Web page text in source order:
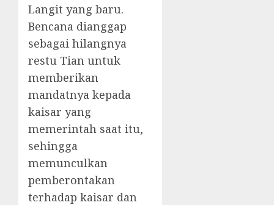
Langit yang baru.
Bencana dianggap
sebagai hilangnya
restu Tian untuk
memberikan
mandatnya kepada
kaisar yang
memerintah saat itu,
sehingga
memunculkan
pemberontakan
terhadap kaisar dan